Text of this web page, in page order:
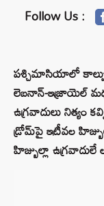
Follow Us :
పశ్చిమాసియాలో
లెబనాన్-ఇజ్రాయెల్
ఉగ్రవాదులు నిత్యం
డ్రోమ్‌పై ఇటీవల
హిజ్బుల్లా